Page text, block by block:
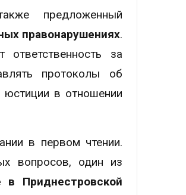
предложенный
правонарушениях.
за
протоколы об
юстиции в отношении
в первом чтении.
вопросов, один из
в Приднестровской